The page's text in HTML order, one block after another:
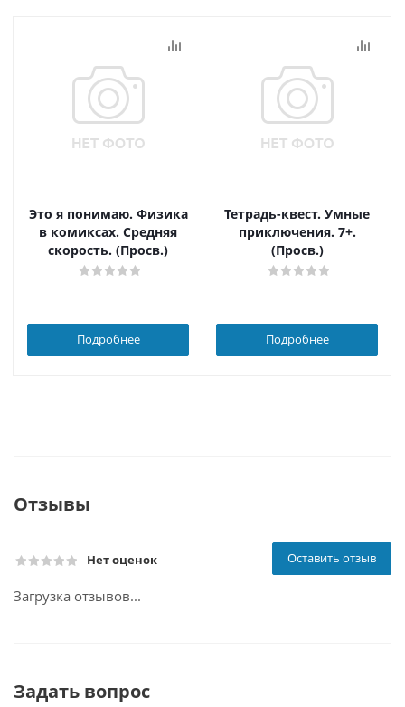
Это я понимаю. Физика
в комиксах. Средняя
скорость. (Просв.)
Подробнее
Тетрадь-квест. Умные
приключения. 7+.
(Просв.)
Подробнее
Отзывы
Нет оценок Оставить отзыв
Загрузка отзывов...
Задать вопрос